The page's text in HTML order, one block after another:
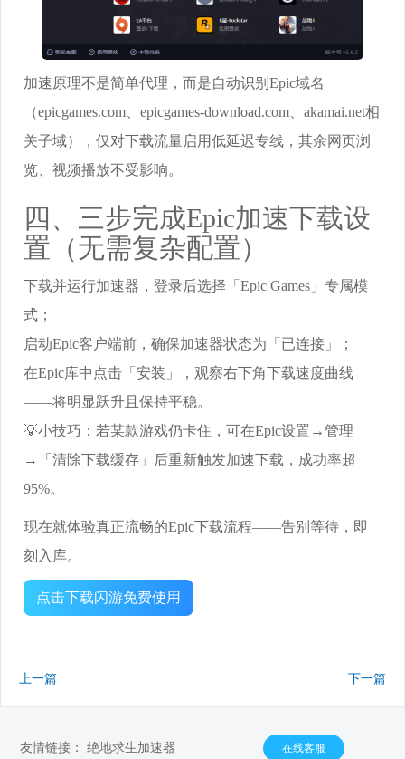
加速原理不是简单代理，而是自动识别Epic域名
（epicgames.com、epicgames-download.com、akamai.net相
关子域），仅对下载流量启用低延迟专线，其余网页浏
览、视频播放不受影响。
四、三步完成Epic加速下载设
置（无需复杂配置）
下载并运行加速器，登录后选择「Epic Games」专属模
式；
启动Epic客户端前，确保加速器状态为「已连接」；
在Epic库中点击「安装」，观察右下角下载速度曲线
——将明显跃升且保持平稳。
💡小技巧：若某款游戏仍卡住，可在Epic设置→管理
→「清除下载缓存」后重新触发加速下载，成功率超
95%。
现在就体验真正流畅的Epic下载流程——告别等待，即
刻入库。
点击下载闪游免费使用
上一篇 下一篇
友情链接： 绝地求生加速器 在线客服